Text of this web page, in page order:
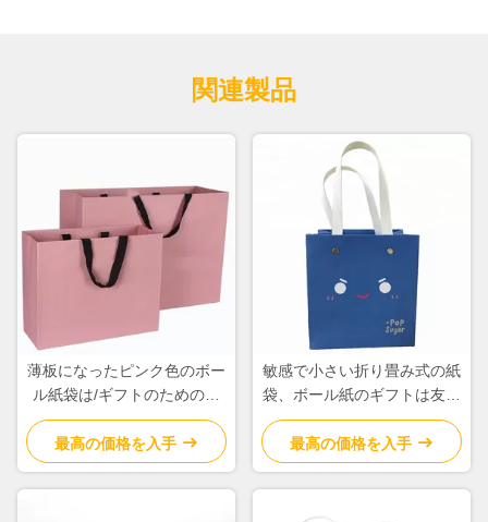
関連製品
薄板になったピンク色のボー
ル紙袋は/ギフトのための贅
沢を買物をすること印刷しま
した
最高の価格を入手
敏感で小さい折り畳み式の紙
袋、ボール紙のギフトは友好
的なEcoを袋に入れます
最高の価格を入手